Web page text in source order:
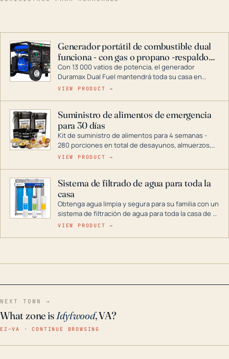
Generador portátil de combustible dual
funciona - con gas o propano -respaldo
para el hogar
Con 13 000 vatios de potencia, el generador
Duramax Dual Fuel mantendrá toda su casa en
funcionamiento durante una tormenta o un corte
combustible dual, con una gama completa que
abarca desde inversores digitales hasta
generadores que pueden alimentar toda su casa.
VIEW PRODUCT →
Suministro de alimentos de emergencia
para 30 días
Kit de suministro de alimentos para 4 semanas -
280 porciones en total de desayunos, almuerzos,
cenas y postres. Se puede almacenar durante
VIEW PRODUCT →
Sistema de filtrado de agua para toda la
casa
Obtenga agua limpia y segura para su familia con un
sistema de filtración de agua para toda la casa de 3
etapas. La tecnología avanzada de este filtro
en situaciones de emergencia.
VIEW PRODUCT →
NEXT TOWN →
What zone isIdylwood, VA?
EZ–VA · CONTINUE BROWSING